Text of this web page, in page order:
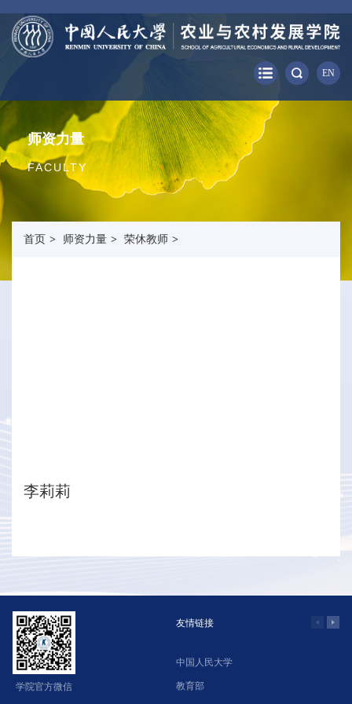
EN
师资力量
FACULTY
首页 > 师资力量 > 荣休教师 >
李莉莉
学院官方微信
友情链接
中国人民大学
教育部